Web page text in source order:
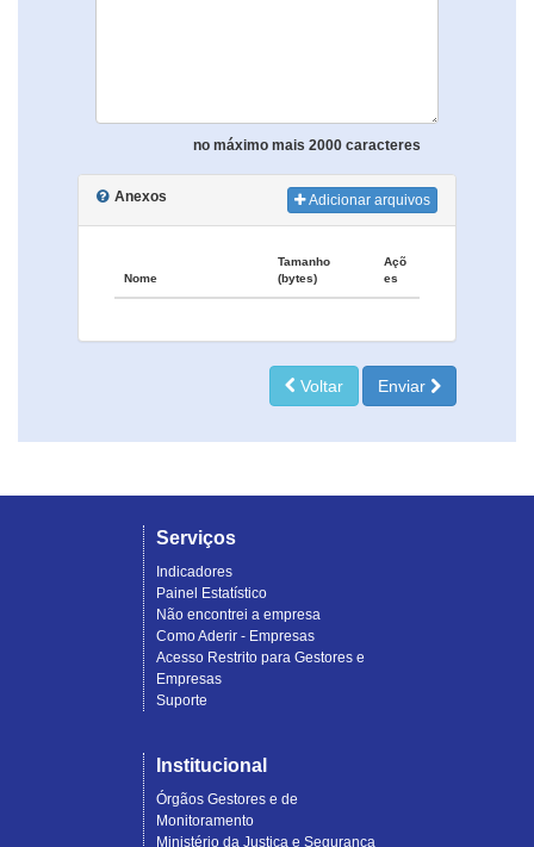
no máximo mais 2000 caracteres
Anexos Adicionar arquivos
Nome
Tamanho
(bytes)
Açõ
es
Voltar Enviar
Serviços
Indicadores
Painel Estatístico
Não encontrei a empresa
Como Aderir - Empresas
Acesso Restrito para Gestores e
Empresas
Suporte
Institucional
Órgãos Gestores e de
Monitoramento
Ministério da Justiça e Segurança